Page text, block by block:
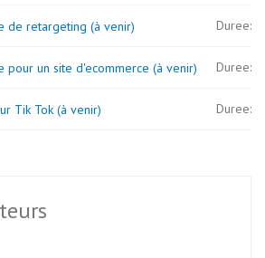
de retargeting (à venir) Duree:
pour un site d'ecommerce (à venir) Duree:
Tik Tok (à venir) Duree: